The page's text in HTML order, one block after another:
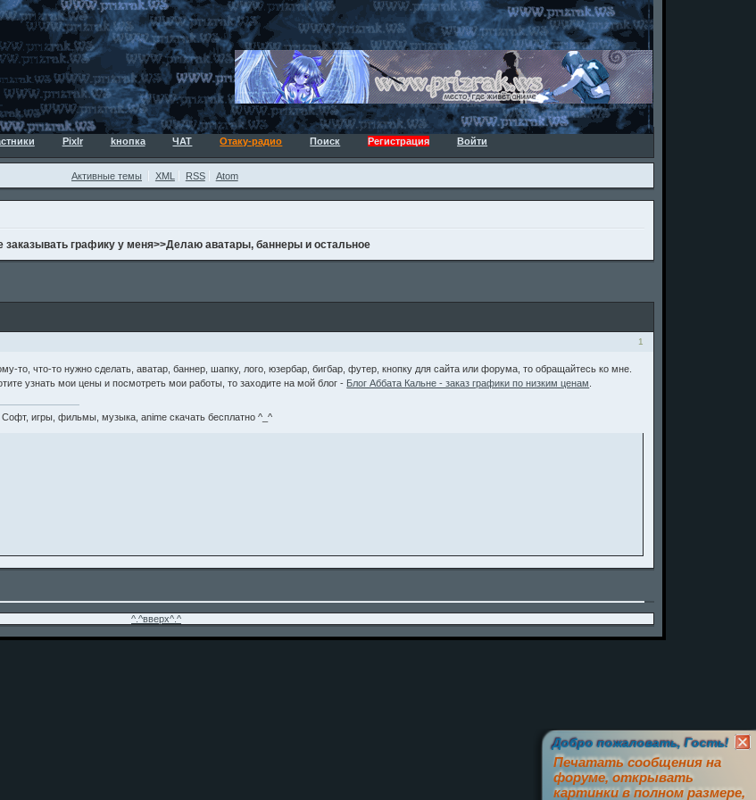
Pixlr kнопка ЧАТ Отаку-радио Поиск Регистрация Войти
Активные темы XML RSS Atom
заказывать графику у меня>>Делаю аватары, баннеры и остальное
1
то, что-то нужно сделать, аватар, баннер, шапку, лого, юзербар, бигбар, футер, кнопку для сайта или форума, то обращайтесь ко мне.
узнать мои цены и посмотреть мои работы, то заходите на мой блог - Блог Аббата Кальне - заказ графики по низким ценам
игры, фильмы, музыка, anime скачать бесплатно ^_^
^.^вверх^.^
Добро пожаловать, Гость!
Печатать сообщения на
форуме, открывать
картинки в полном размере,